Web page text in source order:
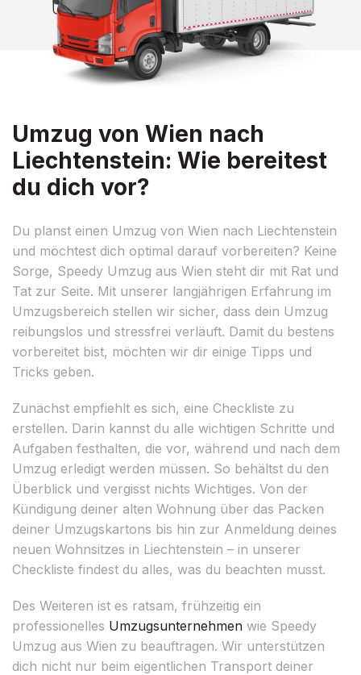
Umzug von Wien nach
Liechtenstein: Wie bereitest
du dich vor?
Du planst einen Umzug von Wien nach Liechtenstein
und möchtest dich optimal darauf vorbereiten? Keine
Sorge, Speedy Umzug aus Wien steht dir mit Rat und
Tat zur Seite. Mit unserer langjährigen Erfahrung im
Umzugsbereich stellen wir sicher, dass dein Umzug
reibungslos und stressfrei verläuft. Damit du bestens
vorbereitet bist, möchten wir dir einige Tipps und
Tricks geben.
Zunächst empfiehlt es sich, eine Checkliste zu
erstellen. Darin kannst du alle wichtigen Schritte und
Aufgaben festhalten, die vor, während und nach dem
Umzug erledigt werden müssen. So behältst du den
Überblick und vergisst nichts Wichtiges. Von der
Kündigung deiner alten Wohnung über das Packen
deiner Umzugskartons bis hin zur Anmeldung deines
neuen Wohnsitzes in Liechtenstein – in unserer
Checkliste findest du alles, was du beachten musst.
Des Weiteren ist es ratsam, frühzeitig ein
professionelles Umzugsunternehmen wie Speedy
Umzug aus Wien zu beauftragen. Wir unterstützen
dich nicht nur beim eigentlichen Transport deiner